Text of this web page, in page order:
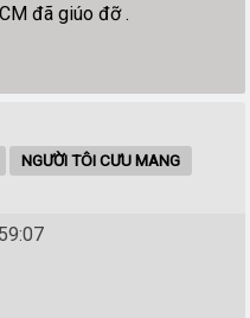
đã giúo đỡ .
NGƯỜI TÔI CƯU MANG